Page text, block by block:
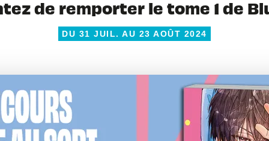
de remporter le tome 1 de
DU 31 JUIL. AU 23 AOÛT 2024